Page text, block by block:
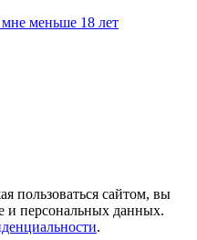
меньше 18 лет
пользоваться сайтом, вы
и персональных данных.
.